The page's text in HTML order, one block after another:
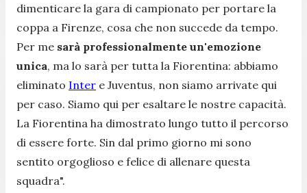
dimenticare la gara di campionato per portare la
coppa a Firenze, cosa che non succede da tempo.
Per me sarà professionalmente un'emozione
unica, ma lo sarà per tutta la Fiorentina: abbiamo
eliminato Inter e Juventus, non siamo arrivate qui
per caso. Siamo qui per esaltare le nostre capacità.
La Fiorentina ha dimostrato lungo tutto il percorso
di essere forte. Sin dal primo giorno mi sono
sentito orgoglioso e felice di allenare questa
squadra".